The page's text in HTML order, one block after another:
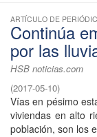
ARTÍCULO DE
Continúa
por las
HSB noticias.com
(2017-05-10)
Vías en pésimo
viviendas en alto
población, son los